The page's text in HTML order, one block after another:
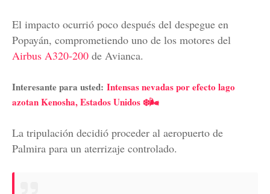
El impacto ocurrió poco después del despegue en
Popayán, comprometiendo uno de los motores del
Airbus A320‑200 de Avianca.
Interesante para usted: Intensas nevadas por efecto lago
azotan Kenosha, Estados Unidos ❄️🌬️
La tripulación decidió proceder al aeropuerto de
Palmira para un aterrizaje controlado.